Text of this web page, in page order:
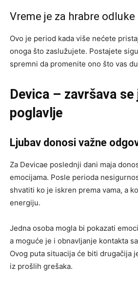
Vreme je za hrabre odluke
Ovo je period kada više nećete
onoga što zaslužujete. Postajete
spremni da promenite ono što vas
Devica – završava
poglavlje
Ljubav donosi važne
Za Devicae poslednji dani maja
emocijama. Posle perioda
shvatiti ko je iskren prema vama, a
energiju.
Jedna osoba mogla bi pokazati
a moguće je i obnavljanje kontakta
Ovog puta situacija će biti drugačija
iz prošlih grešaka.